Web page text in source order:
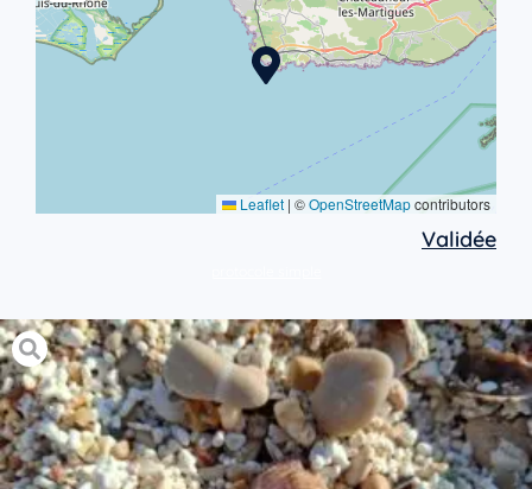
Leaflet | ©OpenStreetMapcontributors
Validée